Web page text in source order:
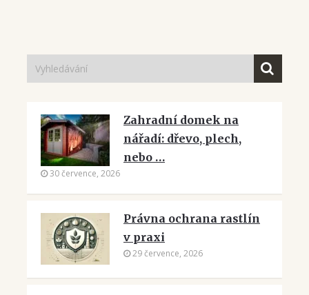
Zahradní domek na
nářadí: dřevo, plech,
nebo …
30 července, 2026
Právna ochrana rastlín
v praxi
29 července, 2026